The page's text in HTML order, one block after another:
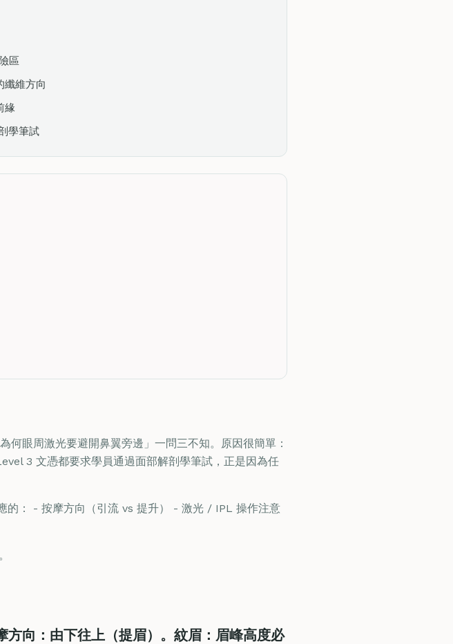
區
維方向
緣
學筆試
眼周激光要避開鼻翼旁邊」一問三不知。原因很簡單：
3 文憑都要求學員通過面部解剖學筆試，正是因為任
的： - 按摩方向（引流 vs 提升） - 激光 / IPL 操作注意
方向 ：由下往上（提眉）。 紋眉 ：眉峰高度必